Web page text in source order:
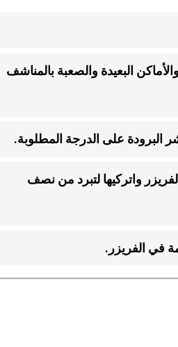
البعيدة والصعبة بالمناشف
البرودة على الدرجة المطلوبة.
واتركيها لتبرد من نصف
في الفريزر.